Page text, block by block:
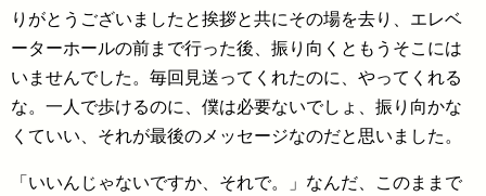
りがとうございましたと挨拶と共にその場を去り、エレベ
ーターホールの前まで行った後、振り向くともうそこには
いませんでした。毎回見送ってくれたのに、やってくれる
な。一人で歩けるのに、僕は必要ないでしょ、振り向かな
くていい、それが最後のメッセージなのだと思いました。
「いいんじゃないですか、それで。」なんだ、このままで